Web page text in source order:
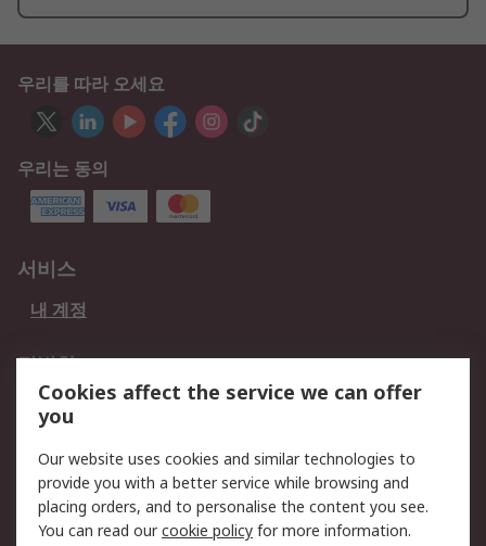
우리를 따라 오세요
우리는 동의
서비스
내 계정
적법한
개인 정보 보호 정책
데이터 보호
웹사이트 사용 약관
회사 소개
RS 계좌 정보
그룹사 RS Group에 대해
Cookies affect the service we can offer
you
Our website uses cookies and similar technologies to
provide you with a better service while browsing and
placing orders, and to personalise the content you see.
You can read ourcookie policy for more information.